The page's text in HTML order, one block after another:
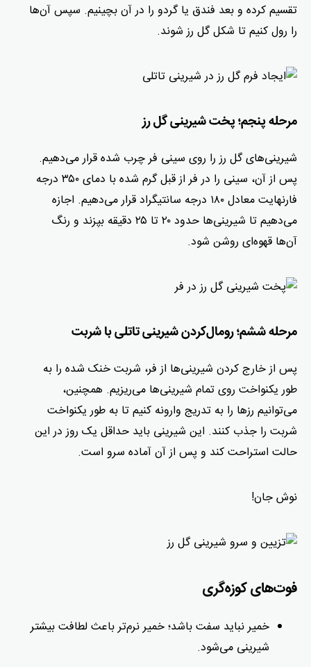
تقسیم کرده و بعد فندق یا گردو را در آن بچینیم. سپس آن‌ها
را رول کنیم تا شکل گل رز شوند.
مرحله پنجم؛ پخت شیرینی گل رز
شیرینی‌های گل رز را روی سینی فر چرب شده قرار می‌دهیم.
پس از آن، سینی را در فر از قبل گرم شده با دمای ۳۵۰ درجه
فارنهایت معادل ۱۸۰ درجه سانتیگراد قرار می‌دهیم. اجازه
می‌دهیم تا شیرینی‌ها حدود ۲۰ تا ۲۵ دقیقه بپزند و رنگ
آن‌ها قهوه‌ای روشن شود.
مرحله ششم؛ رومال‌کردن شیرینی تاتلی با شربت
پس از خارج کردن شیرینی‌ها از فر، شربت خنک شده را به
طور یکنواخت روی تمام شیرینی‌ها می‌ریزیم. همچنین،
می‌توانیم رزها را به تدریج وارونه کنیم تا به طور یکنواخت
شربت را جذب کنند. این شیرینی‌ باید حداقل یک روز در این
حالت استراحت کند و پس از آن آماده سرو است.
نوش جان!
فوت‌های کوزه‌گری
خمیر نباید سفت باشد؛ خمیر نرم‌تر باعث لطافت بیشتر
شیرینی می‌شود.